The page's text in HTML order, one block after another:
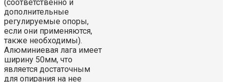
(соответственно и
дополнительные
регулируемые опоры,
если они применяются,
также необходимы).
Алюминиевая лага имеет
ширину 50мм, что
является достаточным
для опирания на нее